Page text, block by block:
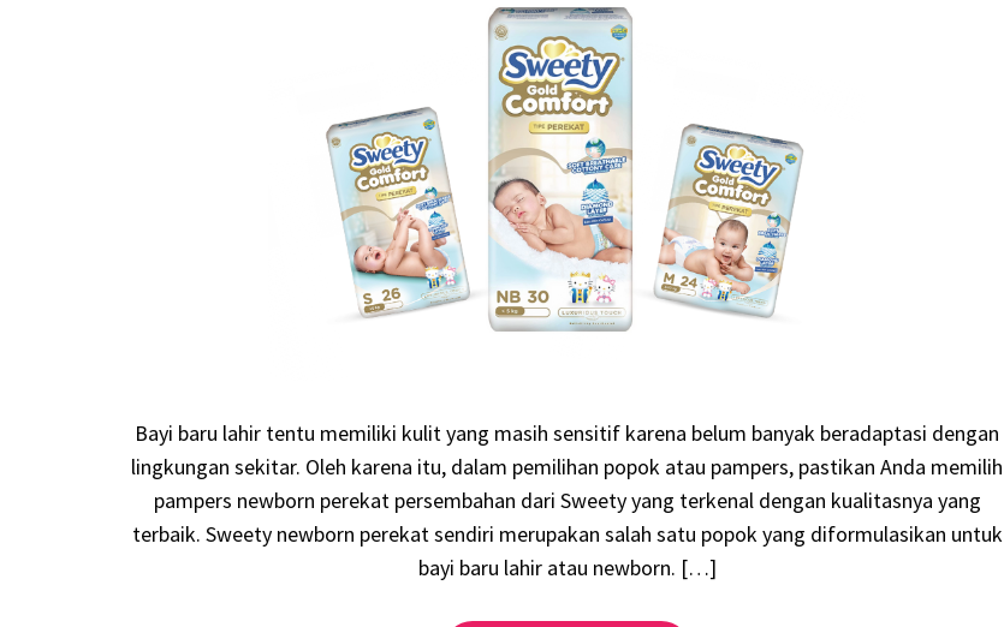
Bayi baru lahir tentu memiliki kulit yang masih sensitif karena belum banyak beradaptasi dengan
lingkungan sekitar. Oleh karena itu, dalam pemilihan popok atau pampers, pastikan Anda memilih
pampers newborn perekat persembahan dari Sweety yang terkenal dengan kualitasnya yang
terbaik. Sweety newborn perekat sendiri merupakan salah satu popok yang diformulasikan untuk
bayi baru lahir atau newborn. […]